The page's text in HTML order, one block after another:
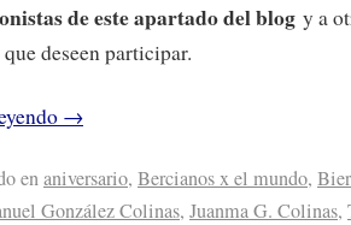
de este apartado del blog y a
deseen participar.
→
enaniversario, Bercianos x el mundo,
González Colinas, Juanma G. Colinas,